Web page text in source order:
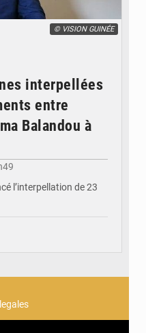
© VISION GUINÉE
interpellées
entre
Balandou à
l’interpellation de 23